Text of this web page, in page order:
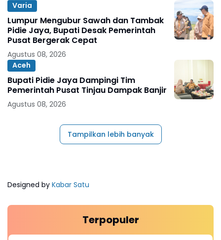
Varia
Lumpur Mengubur Sawah dan Tambak
Pidie Jaya, Bupati Desak Pemerintah
Pusat Bergerak Cepat
Agustus 08, 2026
Aceh
Bupati Pidie Jaya Dampingi Tim
Pemerintah Pusat Tinjau Dampak Banjir
Agustus 08, 2026
Tampilkan lebih banyak
Designed by Kabar Satu
Terpopuler